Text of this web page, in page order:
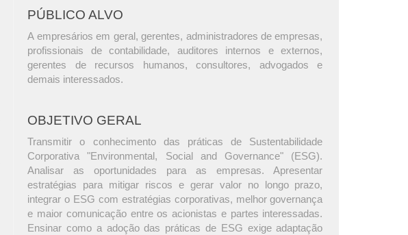
PÚBLICO ALVO
A empresários em geral, gerentes, administradores de empresas,
profissionais de contabilidade, auditores internos e externos,
gerentes de recursos humanos, consultores, advogados e
demais interessados.
OBJETIVO GERAL
Transmitir o conhecimento das práticas de Sustentabilidade
Corporativa "Environmental, Social and Governance" (ESG).
Analisar as oportunidades para as empresas. Apresentar
estratégias para mitigar riscos e gerar valor no longo prazo,
integrar o ESG com estratégias corporativas, melhor governança
e maior comunicação entre os acionistas e partes interessadas.
Ensinar como a adoção das práticas de ESG exige adaptação